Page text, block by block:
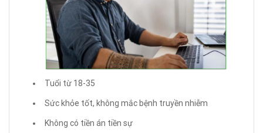
Tuổi từ 18-35
Sức khỏe tốt, không mắc bệnh truyền nhiễm
Không có tiền án tiền sự